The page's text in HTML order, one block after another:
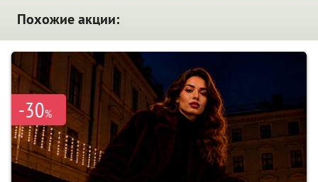
Похожие акции:
-30%